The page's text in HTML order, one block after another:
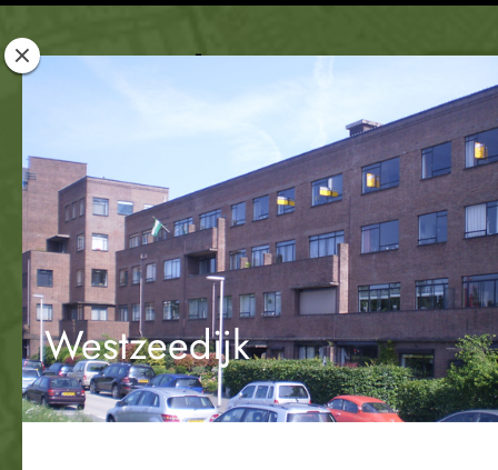
Rotterdam
Woont
Westzeedijk